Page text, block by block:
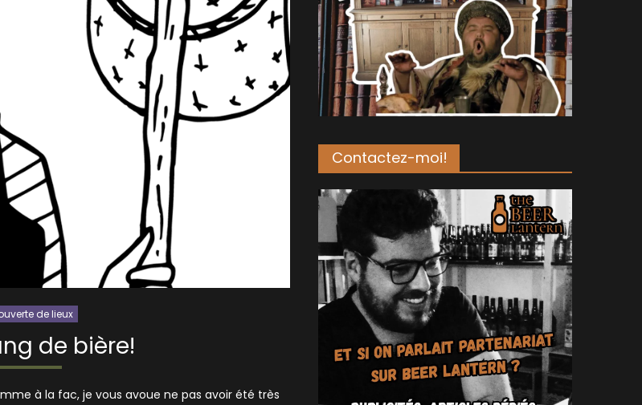
de lieux
de bière!
à la fac, je vous avoue ne pas avoir été très
Contactez-moi!